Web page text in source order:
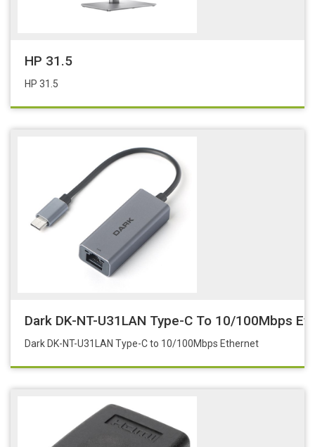
HP 31.5
HP 31.5
Dark DK-NT-U31LAN Type-C To 10/100Mbps
Dark DK-NT-U31LAN Type-C to 10/100Mbps Ethernet